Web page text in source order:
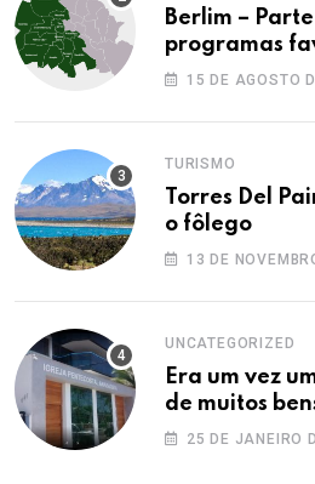
Berlim –
programas
Ocidental
15 DE AGOSTO
TURISMO
Torres Del
o fôlego
13 DE
UNCATEGORIZED
Era um vez
de muitos
25 DE JANEIRO